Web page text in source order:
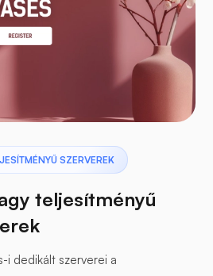
SZERVEREK
teljesítményű
i dedikált szerverei a